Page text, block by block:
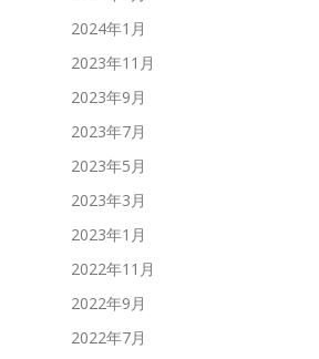
2024年1月
2023年11月
2023年9月
2023年7月
2023年5月
2023年3月
2023年1月
2022年11月
2022年9月
2022年7月